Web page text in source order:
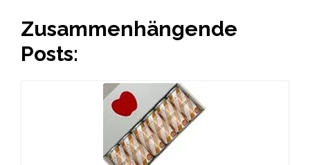
Zusammenhängende
Posts: